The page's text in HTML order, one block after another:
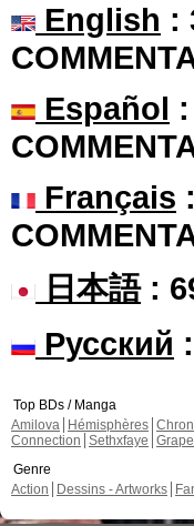
English :
Español
Français
日本語:
Русский
Top BDs / Manga
Amilova
Hémisphères
Connection Sethxfaye
Genre
Action
Dessins - Artworks